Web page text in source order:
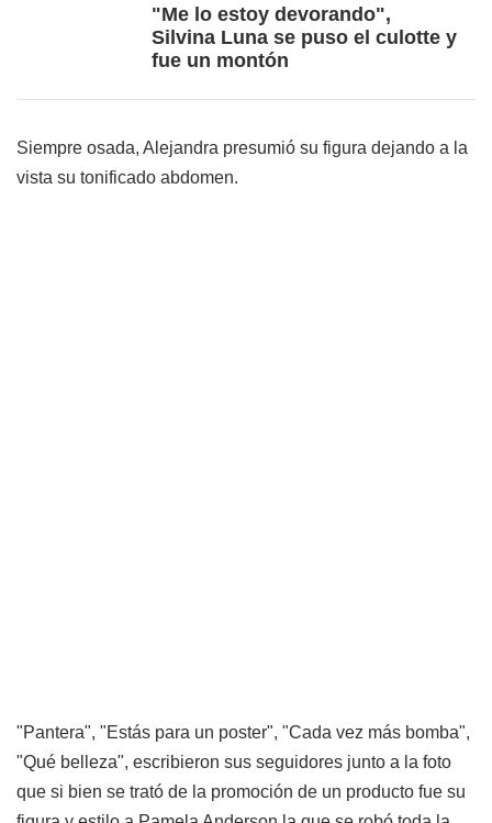
"Me lo estoy devorando",
Silvina Luna se puso el culotte y
fue un montón
Siempre osada, Alejandra presumió su figura dejando a la
vista su tonificado abdomen.
"Pantera", "Estás para un poster", "Cada vez más bomba",
"Qué belleza", escribieron sus seguidores junto a la foto
que si bien se trató de la promoción de un producto fue su